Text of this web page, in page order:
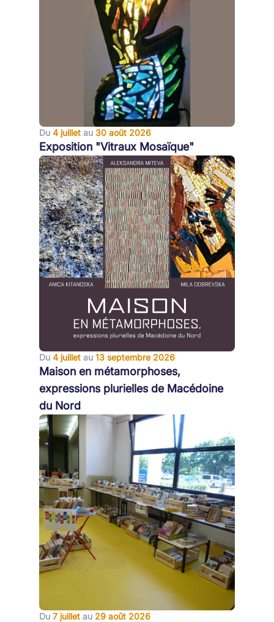
Du 4 juillet au 30 août 2026
Exposition "Vitraux Mosaïque"
Du 4 juillet au 13 septembre 2026
Maison en métamorphoses,
expressions plurielles de Macédoine
du Nord
Du 7 juillet au 29 août 2026